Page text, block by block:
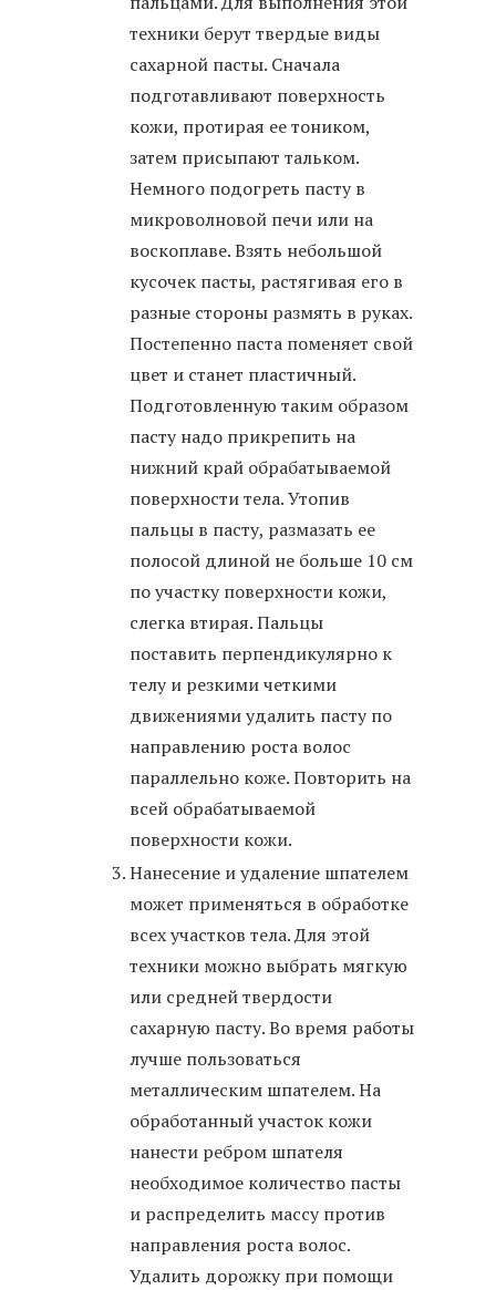
техники берут твердые виды
сахарной пасты. Сначала
подготавливают поверхность
кожи, протирая ее тоником,
затем присыпают тальком.
Немного подогреть пасту в
микроволновой печи или на
воскоплаве. Взять небольшой
кусочек пасты, растягивая его в
разные стороны размять в руках.
Постепенно паста поменяет свой
цвет и станет пластичный.
Подготовленную таким образом
пасту надо прикрепить на
нижний край обрабатываемой
поверхности тела. Утопив
пальцы в пасту, размазать ее
полосой длиной не больше 10 см
по участку поверхности кожи,
слегка втирая. Пальцы
поставить перпендикулярно к
телу и резкими четкими
движениями удалить пасту по
направлению роста волос
параллельно коже. Повторить на
всей обрабатываемой
поверхности кожи.
Нанесение и удаление шпателем
может применяться в обработке
всех участков тела. Для этой
техники можно выбрать мягкую
или средней твердости
сахарную пасту. Во время работы
лучше пользоваться
металлическим шпателем. На
обработанный участок кожи
нанести ребром шпателя
необходимое количество пасты
и распределить массу против
направления роста волос.
Удалить дорожку при помощи